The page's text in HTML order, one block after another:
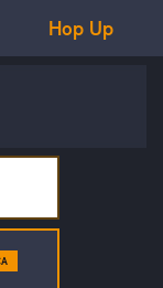
Hop Up